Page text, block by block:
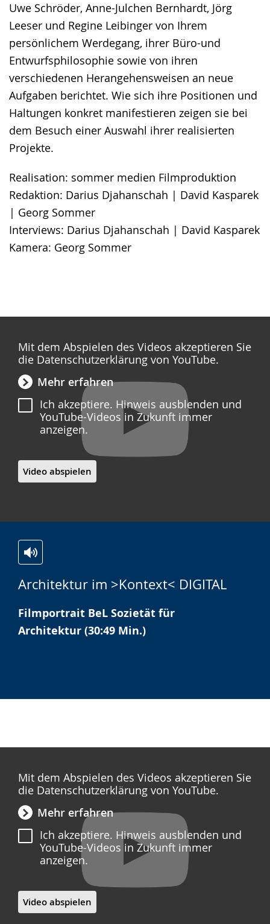
Uwe Schröder, Anne-Julchen Bernhardt, Jörg
Leeser und Regine Leibinger von Ihrem
persönlichem Werdegang, ihrer Büro-und
Entwurfsphilosophie sowie von ihren
verschiedenen Herangehensweisen an neue
Aufgaben berichtet. Wie sich ihre Positionen und
Haltungen konkret manifestieren zeigen sie bei
dem Besuch einer Auswahl ihrer realisierten
Projekte.
Realisation: sommer medien Filmproduktion
Redaktion: Darius Djahanschah | David Kasparek
| Georg Sommer
Interviews: Darius Djahanschah | David Kasparek
Kamera: Georg Sommer
Mit dem Abspielen des Videos akzeptieren Sie
die Datenschutzerklärung von YouTube.
Mehr erfahren
Ich akzeptiere. Hinweis ausblenden und
YouTube-Videos in Zukunft immer
anzeigen.
Video abspielen
Architektur im >Kontext< DIGITAL
Leichten
Sprache
wechseln.
Audio-
Unterstützung.
Video
in
Deutscher
Filmportrait BeL Sozietät für
Architektur (30:49 Min.)
Mit dem Abspielen des Videos akzeptieren Sie
die Datenschutzerklärung von YouTube.
Mehr erfahren
Ich akzeptiere. Hinweis ausblenden und
YouTube-Videos in Zukunft immer
anzeigen.
Video abspielen